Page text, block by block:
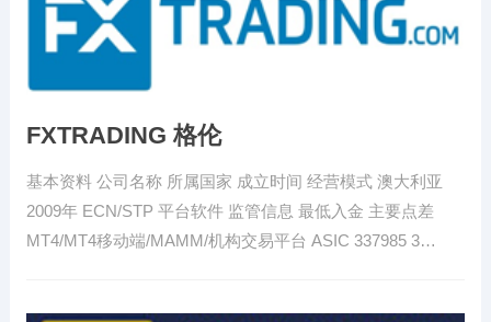
FXTRADING 格伦
基本资料 公司名称 所属国家 成立时间 经营模式 澳大利亚
2009年 ECN/STP 平台软件 监管信息 最低入金 主要点差
MT4/MT4移动端/MAMM/机构交易平台 ASIC 337985 3…